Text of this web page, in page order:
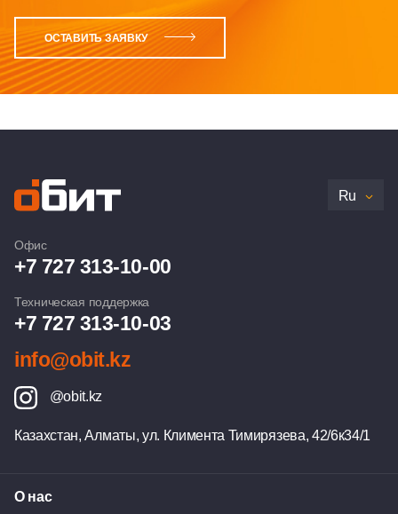
ОСТАВИТЬ ЗАЯВКУ
Ru
Офис
+7 727 313-10-00
Техническая поддержка
+7 727 313-10-03
info@obit.kz
@obit.kz
Казахстан, Алматы, ул. Климента Тимирязева, 42/6к34/1
О нас